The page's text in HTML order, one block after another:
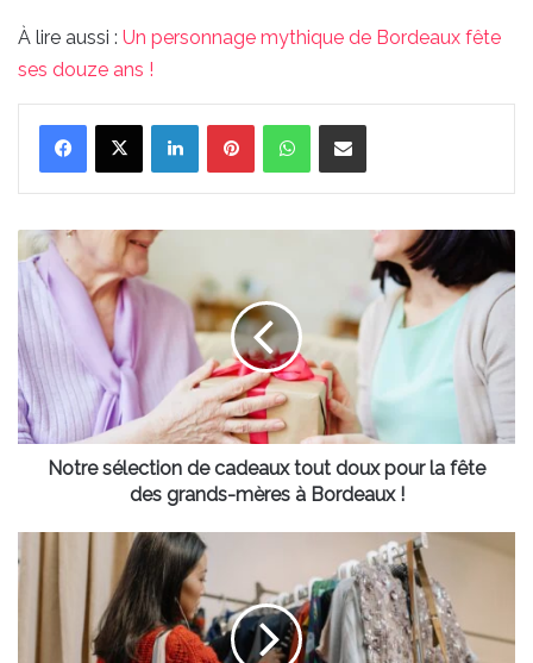
À lire aussi : Un personnage mythique de Bordeaux fête
ses douze ans !
LinkedinPinterestWhatsAppPartager par email
Notre
sélection
de
cadeaux
tout
doux
pour
la
fête
Bordeaux
Notre sélection de cadeaux tout doux pour la fête
des grands-mères à Bordeaux !
des
créateurs